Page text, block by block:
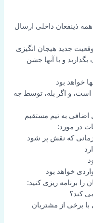
ذینفعان داخلی ارسال
جدید هیجان انگیزی
و با آنها جشن
خواهد بود
است، و اگر بله، توسط چه
به تیم مستقیم
در مورد:
که نقش پر شود
خواهد بود
را برنامه ریزی کنید:
کند؟
برخی از مشتریان